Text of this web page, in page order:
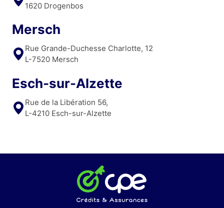
1620 Drogenbos
Mersch
Rue Grande-Duchesse Charlotte, 12
L-7520 Mersch
Esch-sur-Alzette
Rue de la Libération 56,
L-4210 Esch-sur-Alzette